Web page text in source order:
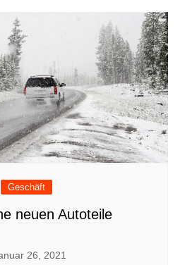
Geschäft
neuen Autoteile
26, 2021